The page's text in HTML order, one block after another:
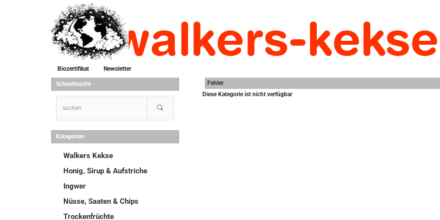
Biozertifikat Newsletter
Fehler
Diese Kategorie ist nicht verfügbar
Schnellsuche
Kategorien
Walkers Kekse
Honig, Sirup & Aufstriche
Ingwer
Nüsse, Saaten & Chips
Trockenfrüchte